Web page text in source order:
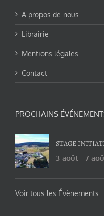
A propos de nous
Librairie
Mentions légales
Contact
PROCHAINS
STAGE
3 août - 7
Voir tous les Évènements